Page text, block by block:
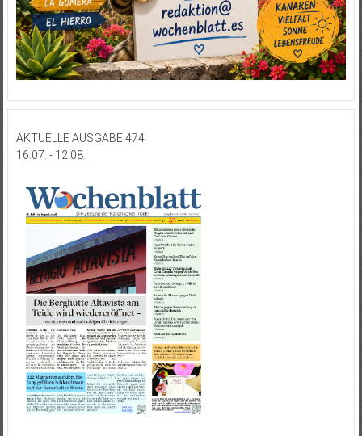
AKTUELLE AUSGABE 474
16.07. - 12.08.